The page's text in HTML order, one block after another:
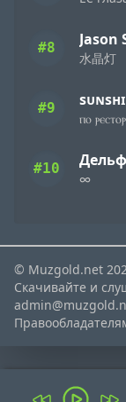
#8
水晶灯
#9
ⲡⲟ
#10
∞
© Muzgold.net
Скачивайте и